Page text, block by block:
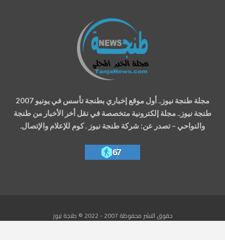
مجلة طنجة نيوز.. أول موقع إخباري بطنجة تأسس في يونيو 2007
طنجة نيوز.. مجلة إلكترونية متخصصة في نقل أخر الأخبار من طنجة
والنواحي – تصدر عن: شركة طنجة نيوز . كوم للإعلام والإتصال.
67
حقوق النشر محفوظة 2007 - 2022 © طنجة نيوز